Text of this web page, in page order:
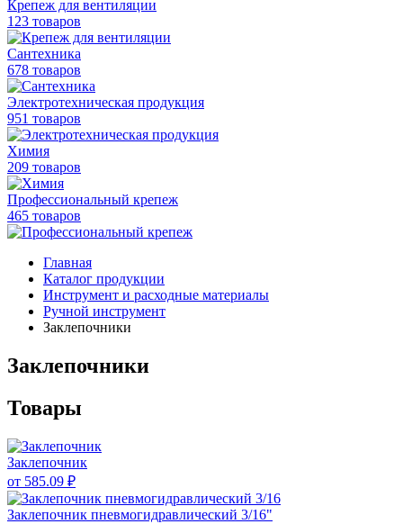
Крепеж для вентиляции
123 товаров
Сантехника
678 товаров
Электротехническая продукция
951 товаров
Химия
209 товаров
Профессиональный крепеж
465 товаров
Главная
Каталог продукции
Инструмент и расходные материалы
Ручной инструмент
Заклепочники
Заклепочники
Товары
Заклепочник
от 585.09 ₽
Заклепочник пневмогидравлический 3/16"